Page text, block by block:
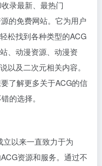
录最新、最热门
的免费网站。它为用户
松找到各种类型的ACG
、动漫资源、动漫资
以及二次元相关内容。
了解更多关于ACG的信
的选择。
以来一直致力于为
资源和服务。通过不